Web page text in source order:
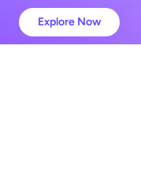
Explore Now